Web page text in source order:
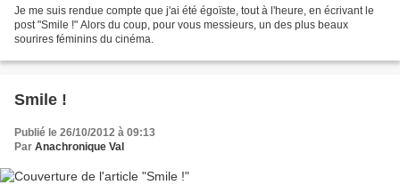
Je me suis rendue compte que j'ai été égoïste, tout à l'heure, en écrivant le
post "Smile !" Alors du coup, pour vous messieurs, un des plus beaux
sourires féminins du cinéma.
Smile !
Publié le 26/10/2012 à 09:13
Par Anachronique Val